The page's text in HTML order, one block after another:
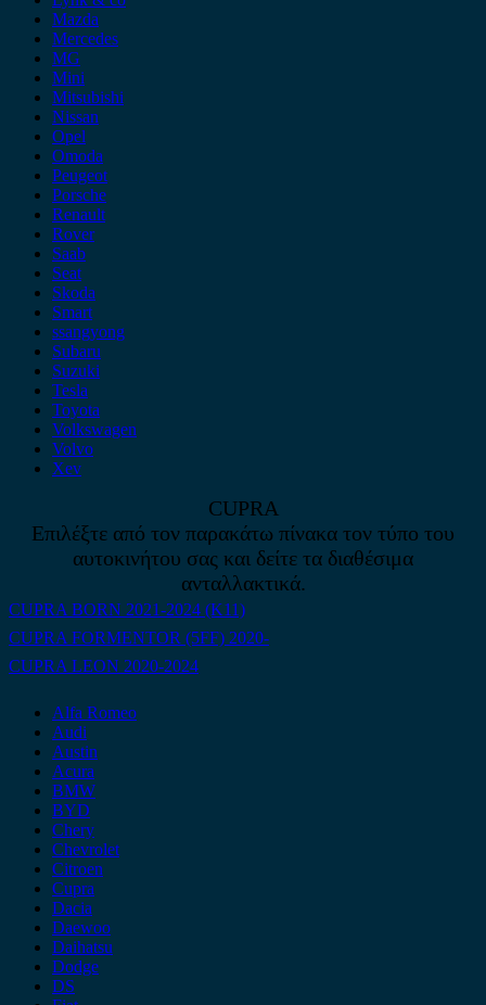
Mazda
Mercedes
MG
Mini
Mitsubishi
Nissan
Opel
Omoda
Peugeot
Porsche
Renault
Rover
Saab
Seat
Skoda
Smart
ssangyong
Subaru
Suzuki
Tesla
Toyota
Volkswagen
Volvo
Xev
CUPRA
Επιλέξτε από τον παρακάτω πίνακα τον τύπο του
αυτοκινήτου σας και δείτε τα διαθέσιμα
ανταλλακτικά.
CUPRA BORN 2021-2024 (K11)
CUPRA FORMENTOR (5FF) 2020-
CUPRA LEON 2020-2024
Alfa Romeo
Audi
Austin
Acura
BMW
BYD
Chery
Chevrolet
Citroen
Cupra
Dacia
Daewoo
Daihatsu
Dodge
DS